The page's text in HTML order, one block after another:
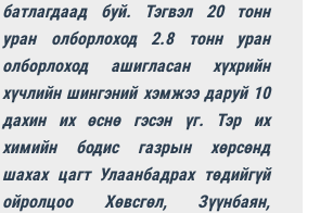
батлагдаад буй. Тэгвэл 20 тонн
уран олборлоход 2.8 тонн уран
олборлоход ашигласан хүхрийн
хүчлийн шингэний хэмжээ даруй 10
дахин их өснө гэсэн үг. Тэр их
химийн бодис газрын хөрсөнд
шахах цагт Улаанбадрах төдийгүй
ойролцоо Хөвсгөл, Зүүнбаян,